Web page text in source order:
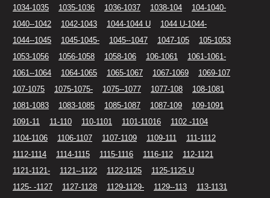
1034-1035
1035-1036 1036-1037 1038-104
104-1040-
1040--1042
1042-1043 1044-1044 U
1044 U-1044-
1044--1045
1045-1045- 1045--1047 1047-105
105-1053
1053-1056
1056-1058 1058-106 106-1061
1061-1061-
1061--1064
1064-1065 1065-1067 1067-1069
1069-107
107-1075
1075-1075- 1075--1077 1077-108
108-1081
1081-1083
1083-1085 1085-1087 1087-109
109-1091
1091-11
11-110 110-1101 1101-11016
1102 -1104
1104-1106
1106-1107 1107-1109 1109-111
111-1112
1112-1114
1114-1115 1115-1116 1116-112
112-1121
1121-1121-
1121--1122 1122-1125
1125-1125 U
1125- -1127
1127-1128 1129-1129- 1129--113
113-1131